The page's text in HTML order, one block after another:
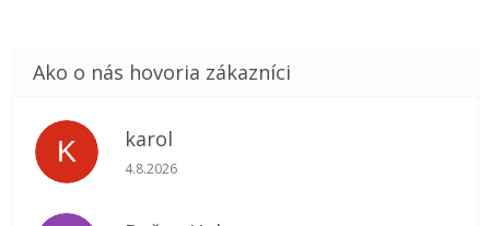
K karol
Hodnotenie obchodu je 5 z 5 hviezdičiek.
4.8.2026